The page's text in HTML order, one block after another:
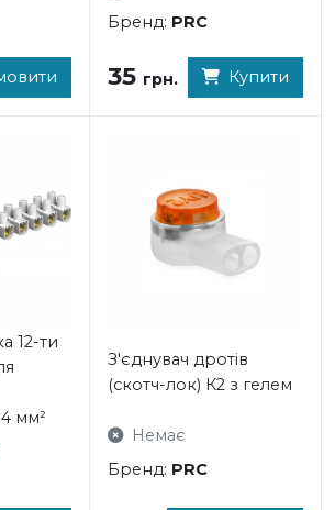
Бренд: PRC
35 грн. Купити
12-ти
мм²
З'єднувач дротів
(скотч-лок) К2 з гелем
Немає
Бренд: PRC